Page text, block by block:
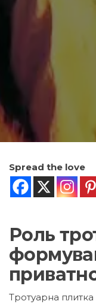
Spread the love
Роль
Тротуарна